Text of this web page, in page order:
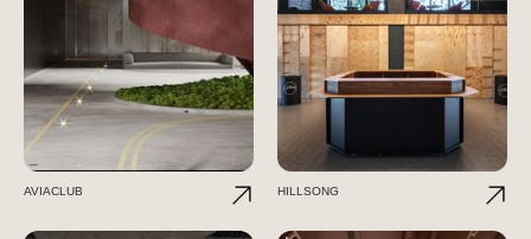
AVIACLUB HILLSONG